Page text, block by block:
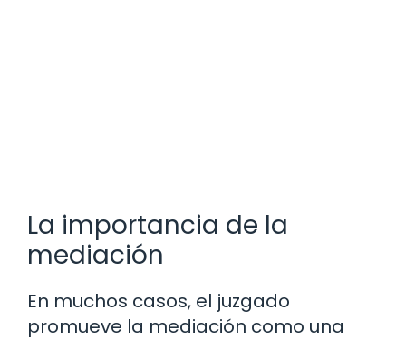
La importancia de la
mediación
En muchos casos, el juzgado
promueve la mediación como una